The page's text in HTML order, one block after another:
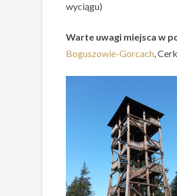
wyciągu)
Warte uwagi miejsca w
Boguszowie-Gorcach,